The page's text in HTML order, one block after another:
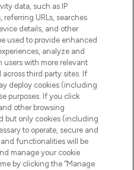
data, such as IP
URLs, searches
details, and other
used to provide enhanced
analyze and
users with more relevant
third party sites. If
deploy cookies (including
purposes. If you click
other browsing
but only cookies (including
to operate, secure and
functionalities will be
manage your cookie
by clicking the “Manage